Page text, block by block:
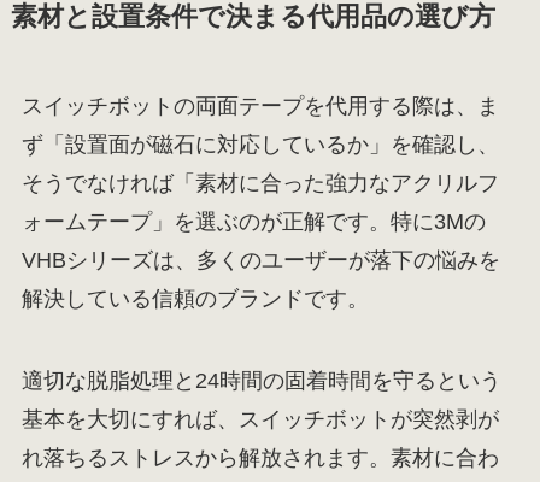
素材と設置条件で決まる代用品の選び方
スイッチボットの両面テープを代用する際は、ま
ず「設置面が磁石に対応しているか」を確認し、
そうでなければ「素材に合った強力なアクリルフ
ォームテープ」を選ぶのが正解です。特に3Mの
VHBシリーズは、多くのユーザーが落下の悩みを
解決している信頼のブランドです。
適切な脱脂処理と24時間の固着時間を守るという
基本を大切にすれば、スイッチボットが突然剥が
れ落ちるストレスから解放されます。素材に合わ